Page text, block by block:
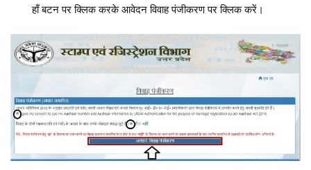
हाँ बटन पर क्लिक करके आवेदन विवाह पंजीकरण पर क्लिक करें।